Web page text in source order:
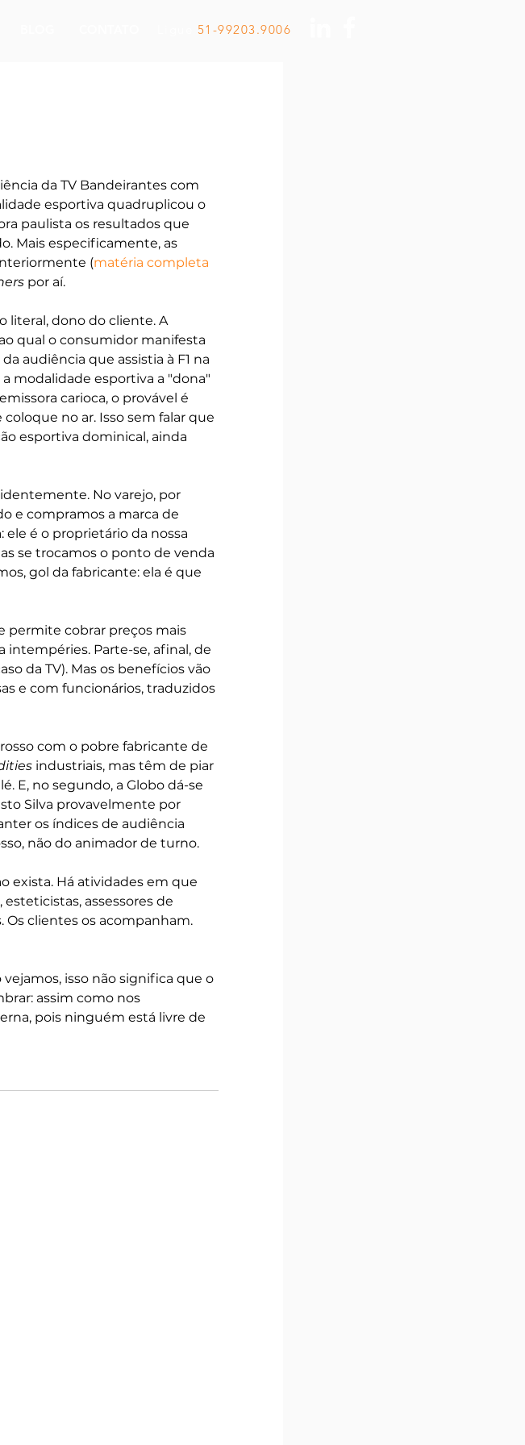
51-99203.9006
da TV Bandeirantes com
esportiva quadruplicou o
paulista os resultados que
Mais especificamente, as
(matéria completa
por aí.
literal, dono do cliente. A
qual o consumidor manifesta
audiência que assistia à F1 na
modalidade esportiva a "dona"
carioca, o provável é
no ar. Isso sem falar que
esportiva dominical, ainda
No varejo, por
e compramos a marca de
é o proprietário da nossa
se trocamos o ponto de venda
gol da fabricante: ela é que
permite cobrar preços mais
Parte-se, afinal, de
da TV). Mas os benefícios vão
e com funcionários, traduzidos
com o pobre fabricante de
industriais, mas têm de piar
E, no segundo, a Globo dá-se
Silva provavelmente por
os índices de audiência
não do animador de turno.
exista. Há atividades em que
assessores de
Os clientes os acompanham.
isso não significa que o
assim como nos
pois ninguém está livre de